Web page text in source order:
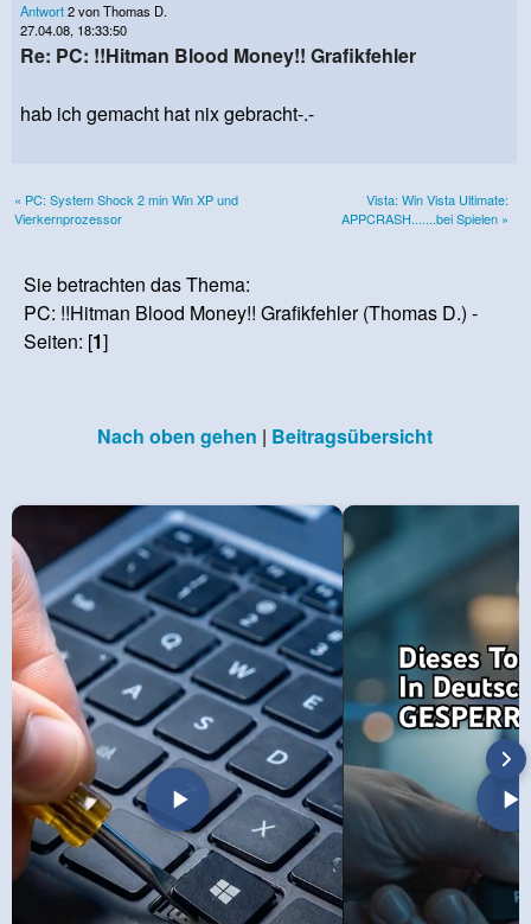
Antwort2 von Thomas D.
27.04.08, 18:33:50
Re: PC: !!Hitman Blood Money!! Grafikfehler
hab ich gemacht hat nix gebracht-.-
« PC: System Shock 2 min Win XP und
Vierkernprozessor
Vista: Win Vista Ultimate:
APPCRASH.......bei Spielen »
Sie betrachten das Thema:
PC: !!Hitman Blood Money!! Grafikfehler (Thomas D.) -
Seiten: [1]
Nach oben gehen | Beitragsübersicht